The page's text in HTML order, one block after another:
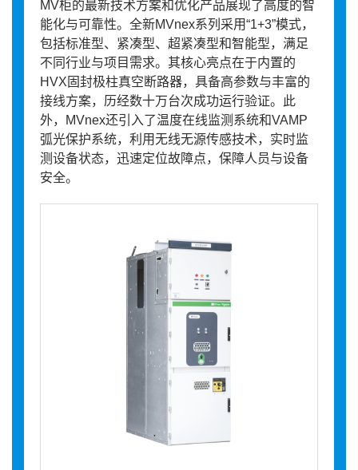
MV柜的最新技术方案和优化产品展现了高度的智
能化与可靠性。全新MVnex系列采用“1+3”模式，
包括标准型、紧凑型、超紧凑型和智能型，满足
不同行业与项目需求。其核心亮点在于内置的
HVX固封极柱真空断路器，具备高参数与丰富的
接线方案，历经数十万台次成功运行验证。此
外，MVnex还引入了温度在线监测系统和VAMP
弧光保护系统，利用无线无源传感技术，实时监
测设备状态，迅速定位故障点，保障人员与设备
安全。